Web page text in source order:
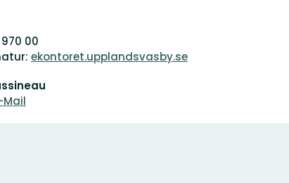
00
ekontoret.upplandsvasby.se
Mail